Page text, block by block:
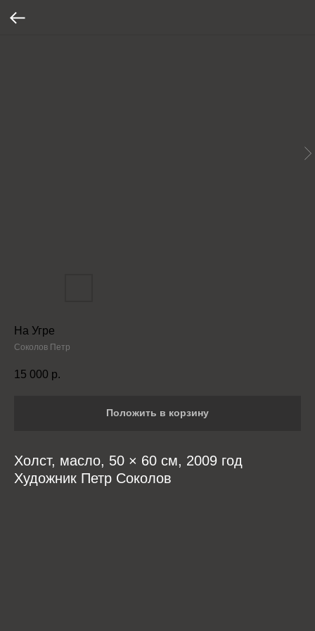
На Угре
Соколов Петр
15 000 р.
Положить в корзину
Холст, масло, 50 × 60 см, 2009 год
Художник Петр Соколов